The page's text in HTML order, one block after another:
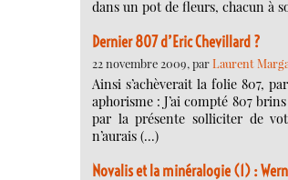
dans un pot de fleurs, chacun à
Dernier 807 d’Eric Chevillard ?
22 novembre 2009, parLaurent
Ainsi s’achèverait la folie 807,
aphorisme : J’ai compté 807
par la présente solliciter de
n’aurais (…)
Novalis et la minéralogie (1) :